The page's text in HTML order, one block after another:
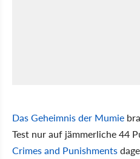
Das Geheimnis der Mumie
Test nur auf jämmerliche 44
Crimes and Punishments